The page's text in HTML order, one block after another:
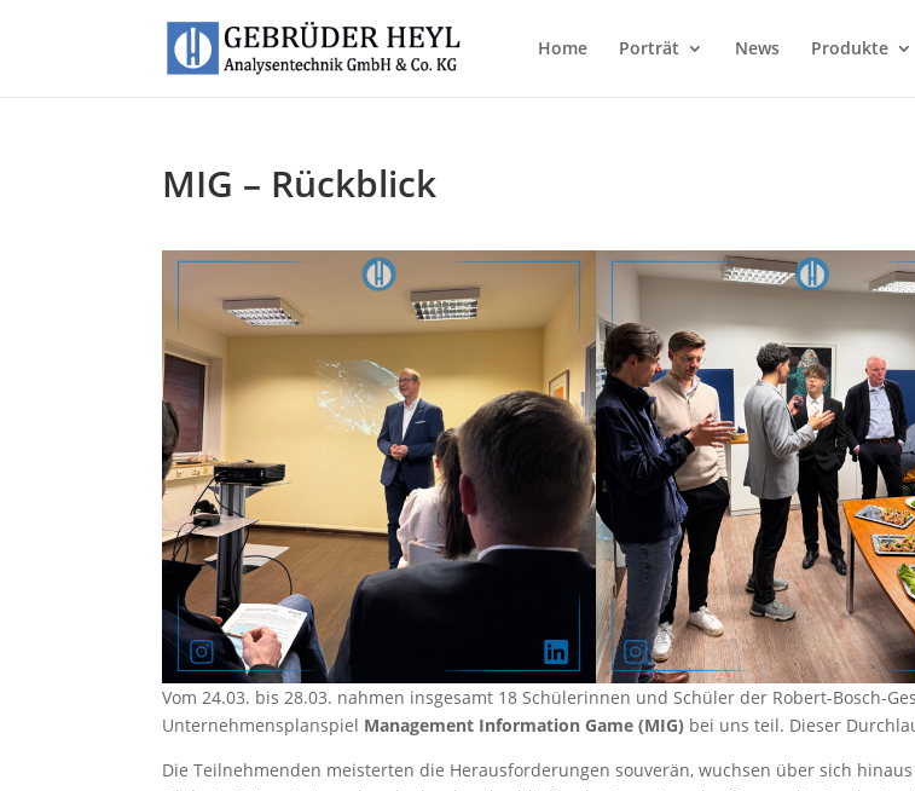
Home Porträt News Produkte
MIG – Rückblick
Vom 24.03. bis 28.03. nahmen insgesamt 18 Schülerinnen und Schüler der Robert-Bosch-
Unternehmensplanspiel Management Information Game (MIG) bei uns teil. Dieser
Die Teilnehmenden meisterten die Herausforderungen souverän, wuchsen über sich